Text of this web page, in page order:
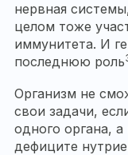
нервная
целом тоже
иммунитета. И
последнюю роль
Организм не
свои задачи,
одного органа,
дефиците